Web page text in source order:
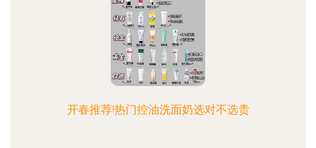
开春推荐!热门控油洗面奶选对不选贵